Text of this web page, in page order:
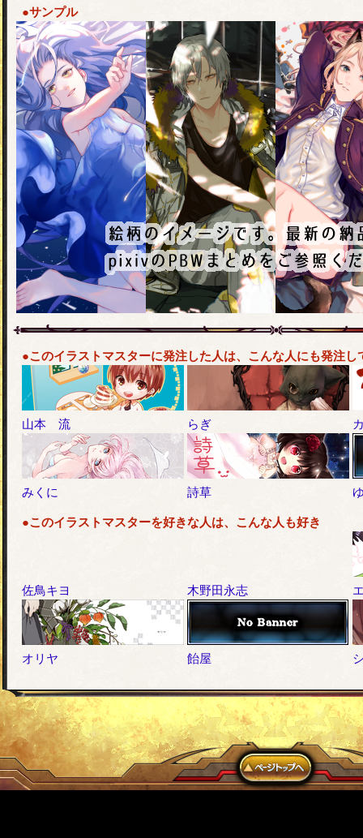
●サンプル
●このイラストマスターに発注した人は、こんな人にも発注し
山本 流 らぎ
みくに 詩草
●このイラストマスターを好きな人は、こんな人も好き
佐鳥キヨ 木野田永志
オリヤ 飴屋